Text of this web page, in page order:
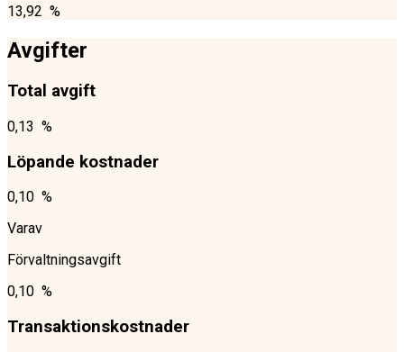
13,92 %
Avgifter
Total avgift
0,13 %
Löpande kostnader
0,10 %
Varav
Förvaltningsavgift
0,10 %
Transaktionskostnader